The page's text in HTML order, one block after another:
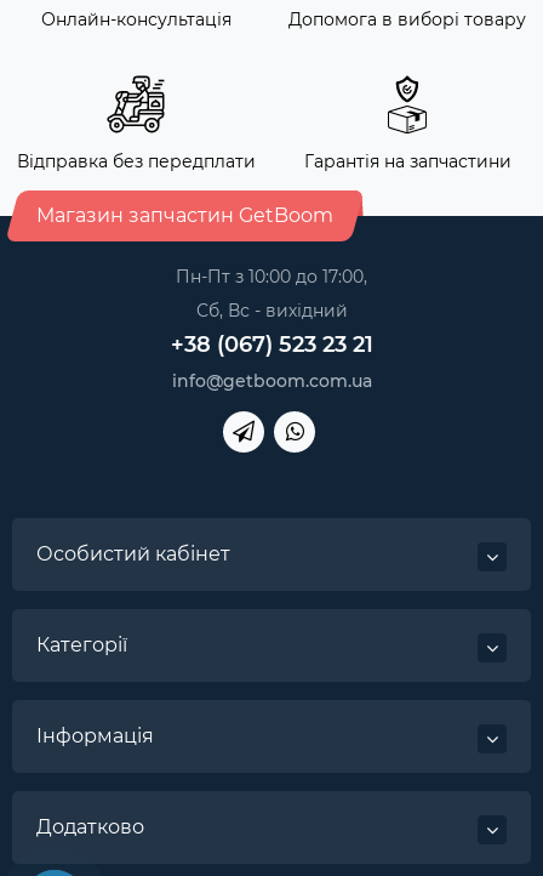
Онлайн-консультація Допомога в виборі товару
Відправка без передплати Гарантія на запчастини
Магазин запчастин GetBoom
Пн-Пт з 10:00 до 17:00,
Сб, Вс - вихідний
+38 (067) 523 23 21
info@getboom.com.ua
Особистий кабінет
Категорії
Інформація
Додатково